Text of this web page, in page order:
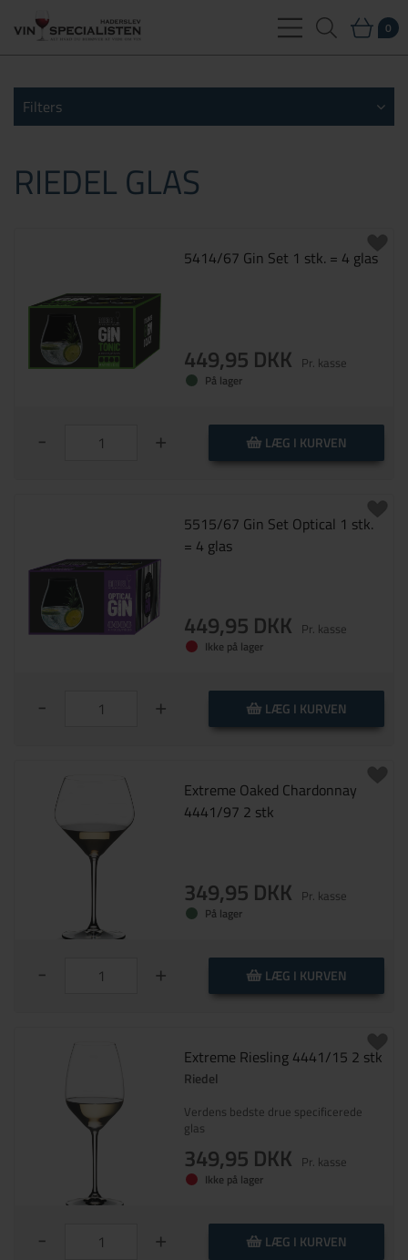
0
Filters
RIEDEL GLAS
5414/67 Gin Set 1 stk. = 4 glas
449,95 DKK Pr. kasse
På lager
- + LÆG I KURVEN
5515/67 Gin Set Optical 1 stk.
= 4 glas
449,95 DKK Pr. kasse
Ikke på lager
- + LÆG I KURVEN
Extreme Oaked Chardonnay
4441/97 2 stk
349,95 DKK Pr. kasse
På lager
- + LÆG I KURVEN
Extreme Riesling 4441/15 2 stk
Riedel
Verdens bedste drue specificerede
glas
349,95 DKK Pr. kasse
Ikke på lager
- + LÆG I KURVEN